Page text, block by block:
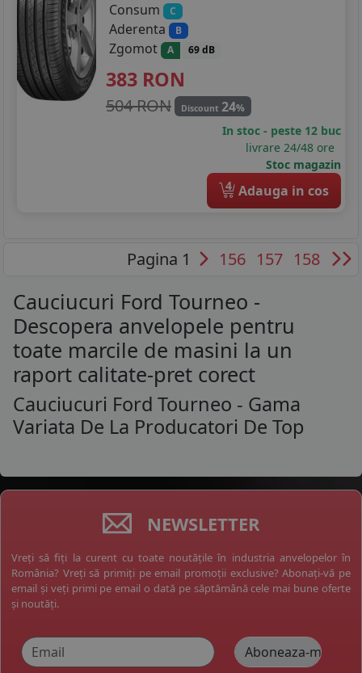
Consum
C
Aderenta B
Zgomot A 69 dB
383 RON
504 RON Discount 24%
In stoc - peste 12 buc
livrare 24/48 ore
Stoc magazin
4 Adauga in cos
Pagina 1 156 157 158
Cauciucuri Ford Tourneo -
Descopera anvelopele pentru
toate marcile de masini la un
raport calitate-pret corect
Cauciucuri Ford Tourneo - Gama
Variata De La Producatori De Top
NEWSLETTER
Vreți să fiți la curent cu toate noutățile în industria anvelopelor în
România? Vreți să primiți pe email promoții exclusive? Abonați-vă pe
email și veți primi pe email o dată pe săptămână cele mai bune oferte
și noutăți.